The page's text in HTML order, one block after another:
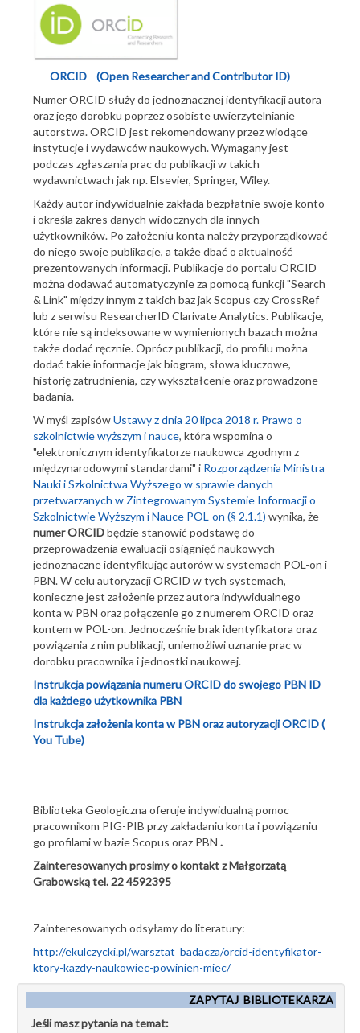
E - Źródła
Dla Nauki
Publikacje pracowników PIG
Wydawnictwa PIG
Galerie
Tu warto zajrzeć ...
Białe kruki
ORCID (Open Researcher and Contributor ID)
Numer ORCID służy do jednoznacznej identyfikacji autora
oraz jego dorobku poprzez osobiste uwierzytelnianie
autorstwa. ORCID jest rekomendowany przez wiodące
instytucje i wydawców naukowych. Wymagany jest
podczas zgłaszania prac do publikacji w takich
wydawnictwach jak np. Elsevier, Springer, Wiley.
Każdy autor indywidualnie zakłada bezpłatnie swoje konto
i określa zakres danych widocznych dla innych
użytkowników. Po założeniu konta należy przyporządkować
do niego swoje publikacje, a także dbać o aktualność
prezentowanych informacji. Publikacje do portalu ORCID
można dodawać automatyczynie za pomocą funkcji "Search
& Link" między innym z takich baz jak Scopus czy CrossRef
lub z serwisu ResearcherID Clarivate Analytics. Publikacje,
które nie są indeksowane w wymienionych bazach można
także dodać ręcznie. Oprócz publikacji, do profilu można
dodać takie informacje jak biogram, słowa kluczowe,
historię zatrudnienia, czy wykształcenie oraz prowadzone
badania.
W myśl zapisówUstawy z dnia 20 lipca 2018 r. Prawo o
szkolnictwie wyższym i nauce, która wspomina o
"elektronicznym identyfikatorze naukowca zgodnym z
międzynarodowymi standardami" i Rozporządzenia Ministra
Nauki i Szkolnictwa Wyższego w sprawie danych
przetwarzanych w Zintegrowanym Systemie Informacji o
Szkolnictwie Wyższym i Nauce POL-on (§ 2.1.1) wynika, że
numer ORCIDbędzie stanowić podstawę do
przeprowadzenia ewaluacji osiągnięć naukowych
jednoznaczne identyfikując autorów w systemach POL-on i
PBN. W celu autoryzacji ORCID w tych systemach,
konieczne jest założenie przez autora indywidualnego
konta w PBN oraz połączenie go z numerem ORCID oraz
kontem w POL-on. Jednocześnie brak identyfikatora oraz
powiązania z nim publikacji, uniemożliwi uznanie prac w
dorobku pracownika i jednostki naukowej.
Instrukcja powiązania numeru ORCID do swojego PBN ID
dla każdego użytkownika PBN
Instrukcja założenia konta w PBN oraz autoryzacji ORCID (
You Tube)
Biblioteka Geologiczna oferuje indywidualną pomoc
pracownikom PIG-PIB przy zakładaniu konta i powiązaniu
go profilami w bazie Scopus oraz PBN .
Zainteresowanych prosimy o kontakt z Małgorzatą
Grabowską tel. 22 4592395
Zainteresowanych odsyłamy do literatury:
http://ekulczycki.pl/warsztat_badacza/orcid-identyfikator-
ktory-kazdy-naukowiec-powinien-miec/
ZAPYTAJ BIBLIOTEKARZA
Jeśli masz pytania na temat: